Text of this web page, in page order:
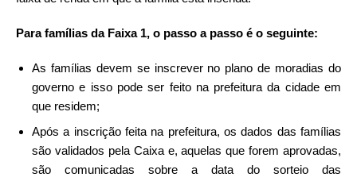
Para famílias da Faixa 1, o passo a passo é o seguinte:
As famílias devem se inscrever no plano de moradias do
governo e isso pode ser feito na prefeitura da cidade em
que residem;
Após a inscrição feita na prefeitura, os dados das famílias
são validados pela Caixa e, aquelas que forem aprovadas,
são comunicadas sobre a data do sorteio das